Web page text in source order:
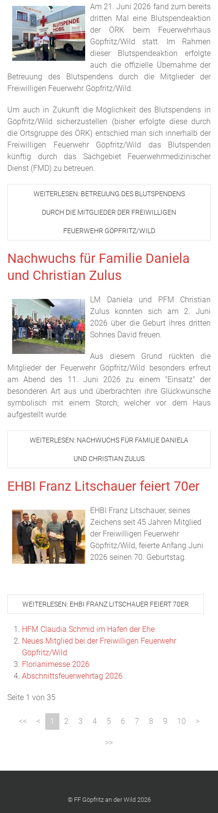
Am 21. Juni 2026 fand zum bereits
dritten Mal eine Blutspendeaktion
der ÖRK beim Feuerwehrhaus
Göpfritz/Wild statt. Im Rahmen
dieser Blutspendeaktion erfolgte
auch die offizielle Übernahme der
Betreuung des Blutspendens durch die Mitglieder der
Freiwilligen Feuerwehr Göpfritz/Wild.
Um auch in Zukunft die Möglichkeit des Blutspendens in
Göpfritz/Wild sicherzustellen (bisher erfolgte diese durch
die Ortsgruppe des ÖRK) entschied man sich innerhalb der
Freiwilligen Feuerwehr Göpfritz/Wild das Blutspenden
künftig durch das Sachgebiet Feuerwehrmedizinischer
Dienst (FMD) zu betreuen.
WEITERLESEN: BETREUUNG DES BLUTSPENDENS
DURCH DIE MITGLIEDER DER FREIWILLIGEN
FEUERWEHR GÖPFRITZ/WILD
Nachwuchs für Familie Daniela
und Christian Zulus
LM Daniela und PFM Christian
Zulus konnten sich am 2. Juni
2026 über die Geburt ihres dritten
Sohnes David freuen.
Aus diesem Grund rückten die
Mitglieder der Feuerwehr Göpfritz/Wild besonders erfreut
am Abend des 11. Juni 2026 zu einem "Einsatz" der
besonderen Art aus und überbrachten ihre Glückwünsche
symbolisch mit einem Storch, welcher vor dem Haus
aufgestellt wurde.
WEITERLESEN: NACHWUCHS FÜR FAMILIE DANIELA
UND CHRISTIAN ZULUS
EHBI Franz Litschauer feiert 70er
EHBI Franz Litschauer, seines
Zeichens seit 45 Jahren Mitglied
der Freiwilligen Feuerwehr
Göpfritz/Wild, feierte Anfang Juni
2026 seinen 70. Geburtstag.
WEITERLESEN: EHBI FRANZ LITSCHAUER FEIERT 70ER
HFM Claudia Schmid im Hafen der Ehe
Neues Mitglied bei der Freiwilligen Feuerwehr
Göpfritz/Wild
Florianimesse 2026
Abschnittsfeuerwehrtag 2026
Seite 1 von 35
1 2 3 4 5 6 7 8 9 10
© FF Göpfritz an der Wild 2026